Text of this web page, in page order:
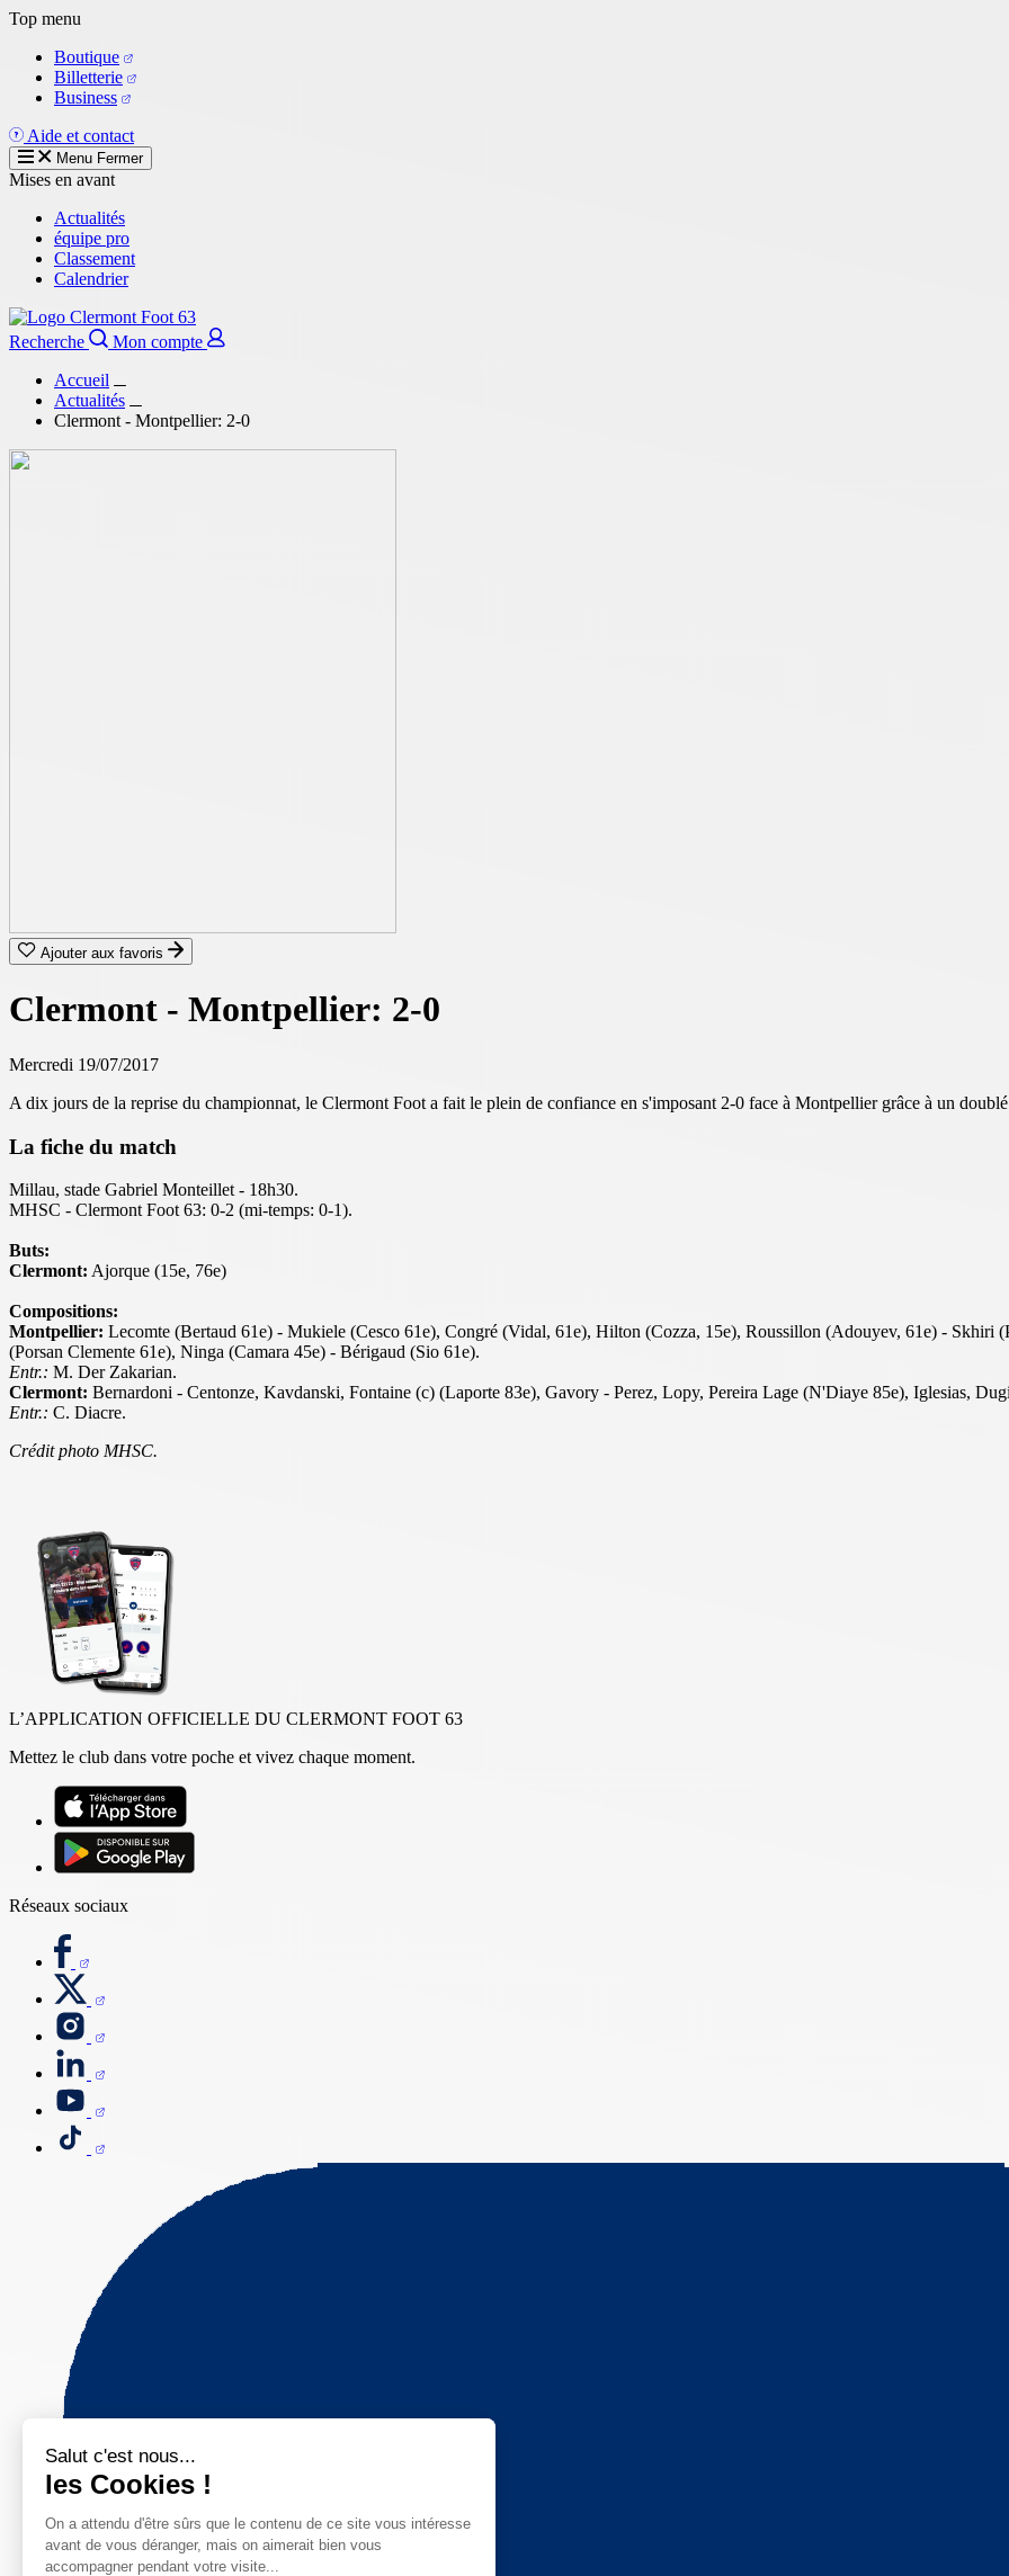
Salut c'est nous...
les Cookies !
On a attendu d'être sûrs que le contenu de ce site vous intéresse
avant de vous déranger, mais on aimerait bien vous
accompagner pendant votre visite...
Aller
contenu
principal
Top menu
Boutique
Billetterie
Business
Aide et contact
Menu Fermer
Mises en avant
Actualités
équipe pro
Classement
Calendrier
Recherche
Mon compte
Accueil
Actualités
Clermont - Montpellier: 2-0
Ajouter aux favoris
Clermont - Montpellier: 2-0
Mercredi 19/07/2017
A dix jours de la reprise du championnat, le Clermont Foot a fait le plein de confiance en s'imposant 2-0 face à Montpellier grâce à un
La fiche du match
Millau, stade Gabriel Monteillet - 18h30.
MHSC - Clermont Foot 63: 0-2 (mi-temps: 0-1).
Buts:
Clermont: Ajorque (15e, 76e)
Compositions:
Montpellier: Lecomte (Bertaud 61e) - Mukiele (Cesco 61e), Congré (Vidal, 61e), Hilton (Cozza, 15e), Roussillon (Adouyev, 61e) - Skhiri
(Porsan Clemente 61e), Ninga (Camara 45e) - Bérigaud (Sio 61e).
Entr.: M. Der Zakarian.
Clermont: Bernardoni - Centonze, Kavdanski, Fontaine (c) (Laporte 83e), Gavory - Perez, Lopy, Pereira Lage (N'Diaye 85e), Iglesias,
Entr.: C. Diacre.
Crédit photo MHSC.
L’APPLICATION OFFICIELLE DU CLERMONT FOOT 63
Mettez le club dans votre poche et vivez chaque moment.
Réseaux sociaux